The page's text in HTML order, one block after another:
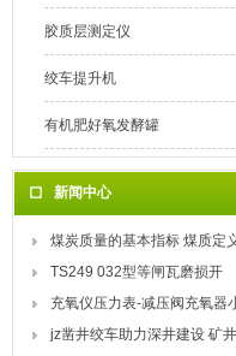
胶质层测定仪
绞车提升机
有机肥好氧发酵罐
新闻中心
煤炭质量的基本指标 煤质定
TS249 032型等闸瓦磨损开
充氧仪压力表-减压阀充氧器
jz凿井绞车助力深井建设 矿